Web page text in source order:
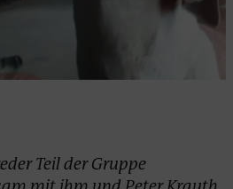
Teil der Gruppe